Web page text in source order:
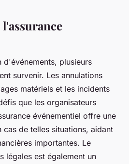
plusieurs
survenir. Les annulations
matériels et les incidents
que les organisateurs
événementiel offre une
de telles situations, aidant
importantes. Le
légales est également un